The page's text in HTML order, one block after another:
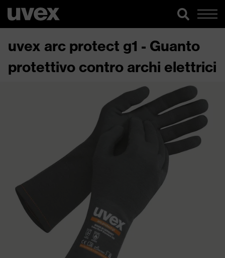
uvex arc protect g1 - Guanto
protettivo contro archi elettrici